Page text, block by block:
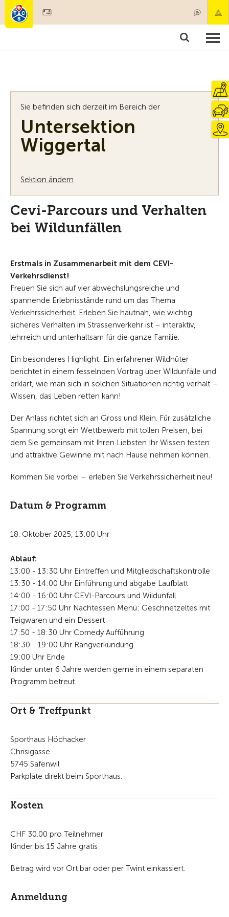
Mitgliedschaft & Leistungen
Sie befinden sich derzeit im Bereich der
Untersektion
Wiggertal
Sektion ändern
Cevi-Parcours und Verhalten
bei Wildunfällen
Erstmals in Zusammenarbeit mit dem CEVI-
Verkehrsdienst!
Freuen Sie sich auf vier abwechslungsreiche und
spannende Erlebnisstände rund um das Thema
Verkehrssicherheit. Erleben Sie hautnah, wie wichtig
sicheres Verhalten im Strassenverkehr ist – interaktiv,
lehrreich und unterhaltsam für die ganze Familie.
Ein besonderes Highlight: Ein erfahrener Wildhüter
berichtet in einem fesselnden Vortrag über Wildunfälle und
erklärt, wie man sich in solchen Situationen richtig verhält –
Wissen, das Leben retten kann!
Der Anlass richtet sich an Gross und Klein. Für zusätzliche
Spannung sorgt ein Wettbewerb mit tollen Preisen, bei
dem Sie gemeinsam mit Ihren Liebsten Ihr Wissen testen
und attraktive Gewinne mit nach Hause nehmen können.
Kommen Sie vorbei – erleben Sie Verkehrssicherheit neu!
Datum & Programm
18. Oktober 2025, 13:00 Uhr
Ablauf:
13:00 - 13:30 Uhr Eintreffen und Mitgliedschaftskontrolle
13:30 - 14:00 Uhr Einführung und abgabe Laufblatt
14:00 - 16:00 Uhr CEVI-Parcours und Wildunfall
17:00 - 17:50 Uhr Nachtessen Menü: Geschnetzeltes mit
Teigwaren und ein Dessert
17:50 - 18:30 Uhr Comedy Aufführung
18:30 - 19:00 Uhr Rangverkündung
19:00 Uhr Ende
Kinder unter 6 Jahre werden gerne in einem separaten
Programm betreut.
Ort & Treffpunkt
Sporthaus Höchacker
Chrisigasse
5745 Safenwil
Parkpläte direkt beim Sporthaus.
Kosten
CHF 30.00 pro Teilnehmer
Kinder bis 15 Jahre gratis
Betrag wird vor Ort bar oder per Twint einkassiert.
Anmeldung